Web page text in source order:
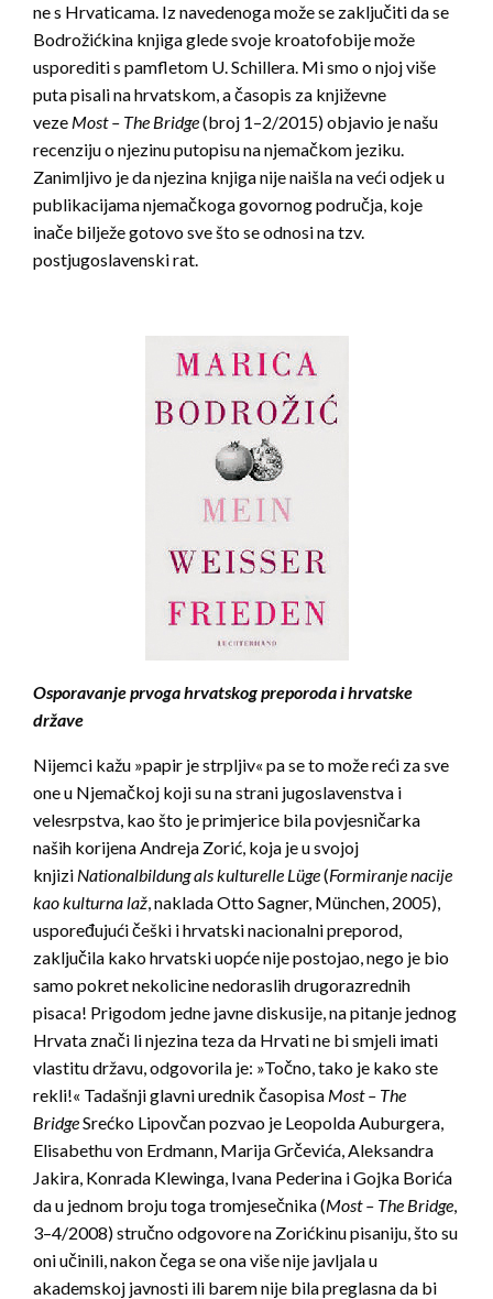
ne s Hrvaticama. Iz navedenoga može se zaključiti da se
Bodrožićkina knjiga glede svoje kroatofobije može
usporediti s pamfletom U. Schillera. Mi smo o njoj više
puta pisali na hrvatskom, a časopis za književne
veze Most – The Bridge(broj 1–2/2015) objavio je našu
recenziju o njezinu putopisu na njemačkom jeziku.
Zanimljivo je da njezina knjiga nije naišla na veći odjek u
publikacijama njemačkoga govornog područja, koje
inače bilježe gotovo sve što se odnosi na tzv.
postjugoslavenski rat.
Osporavanje prvoga hrvatskog preporoda i hrvatske
države
Nijemci kažu »papir je strpljiv« pa se to može reći za sve
one u Njemačkoj koji su na strani jugoslavenstva i
velesrpstva, kao što je primjerice bila povjesničarka
naših korijena Andreja Zorić, koja je u svojoj
knjizi Nationalbildung als kulturelle Lüge(Formiranje nacije
kao kulturna laž, naklada Otto Sagner, München, 2005),
uspoređujući češki i hrvatski nacionalni preporod,
zaključila kako hrvatski uopće nije postojao, nego je bio
samo pokret nekolicine nedoraslih drugorazrednih
pisaca! Prigodom jedne javne diskusije, na pitanje jednog
Hrvata znači li njezina teza da Hrvati ne bi smjeli imati
vlastitu državu, odgovorila je: »Točno, tako je kako ste
rekli!« Tadašnji glavni urednik časopisa Most – The
BridgeSrećko Lipovčan pozvao je Leopolda Auburgera,
Elisabethu von Erdmann, Marija Grčevića, Aleksandra
Jakira, Konrada Klewinga, Ivana Pederina i Gojka Borića
da u jednom broju toga tromjesečnika (Most – The Bridge,
3–4/2008) stručno odgovore na Zorićkinu pisaniju, što su
oni učinili, nakon čega se ona više nije javljala u
akademskoj javnosti ili barem nije bila preglasna da bi